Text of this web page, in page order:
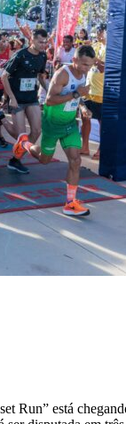
Run” está